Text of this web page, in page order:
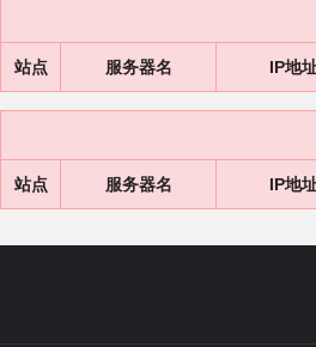
站点 服务器名 IP地
站点 服务器名 IP地